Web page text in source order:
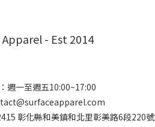
- Est 2014
週一至週五10:00~17:00
彰化縣和美鎮和北里彰美路6段220號